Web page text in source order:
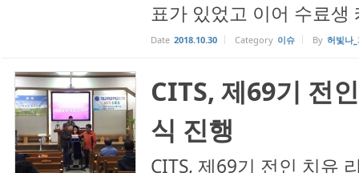
표가 있었고 이어 수료생
Date 2018.10.30 Category 이슈 By 허빛나
CITS, 제69기 전
식 진행
CITS, 제69기 전인 치유